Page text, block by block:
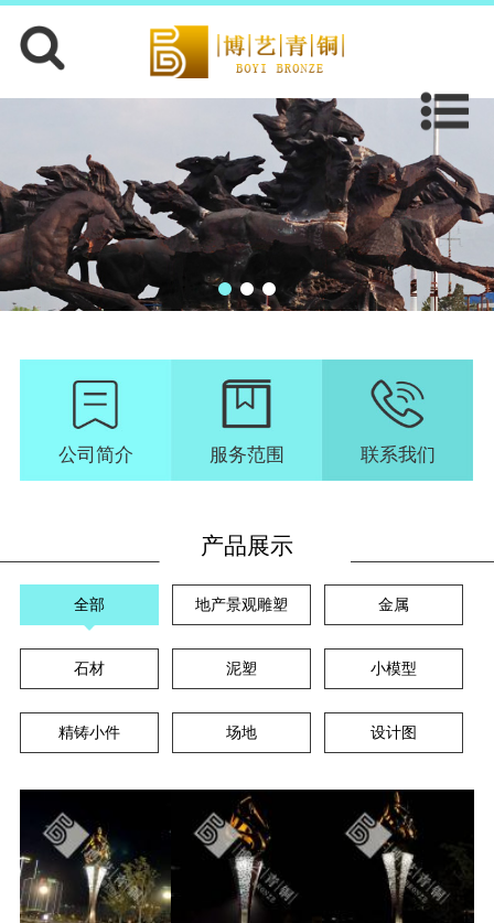
公司简介 服务范围 联系我们
产品展示
全部 地产景观雕塑 金属
石材 泥塑 小模型
精铸小件 场地 设计图